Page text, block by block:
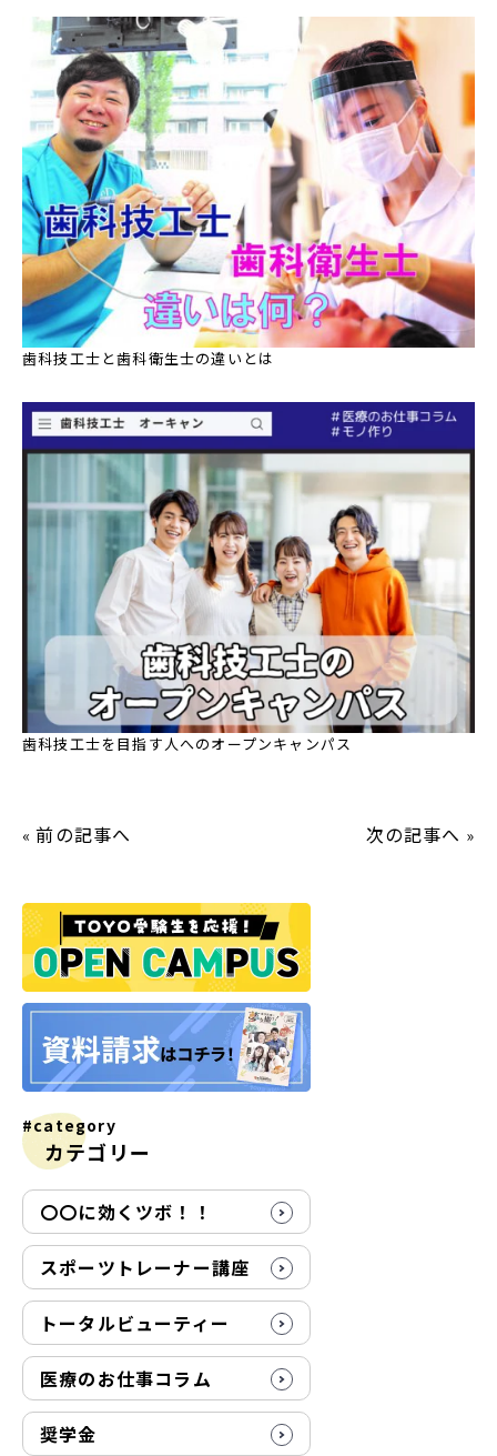
歯科技工士と歯科衛生士の違いとは
歯科技工士を目指す人へのオープンキャンパス
«前の記事へ 次の記事へ »
#category
カテゴリー
〇〇に効くツボ！！
スポーツトレーナー講座
トータルビューティー
医療のお仕事コラム
奨学金